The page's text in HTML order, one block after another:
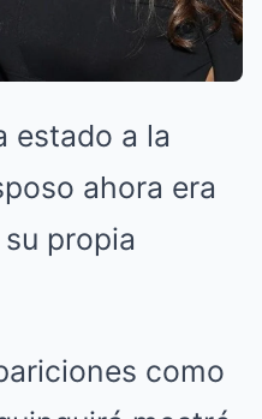
estado a la
ahora era
propia
como